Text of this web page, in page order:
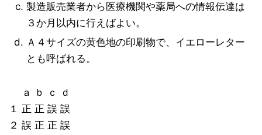
製造販売業者から医療機関や薬局への情報伝達は
３か月以内に行えばよい。
Ａ４サイズの黄色地の印刷物で、イエローレター
とも呼ばれる。
ａ ｂ ｃ ｄ
１ 正 正 誤 誤
２ 誤 正 正 誤